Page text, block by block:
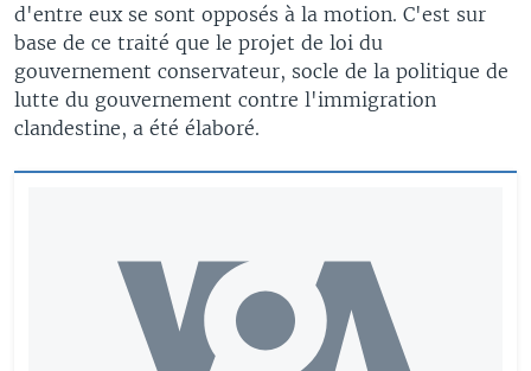
d'entre eux se sont opposés à la motion. C'est sur
base de ce traité que le projet de loi du
gouvernement conservateur, socle de la politique de
lutte du gouvernement contre l'immigration
clandestine, a été élaboré.